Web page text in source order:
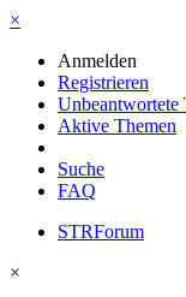
×
Anmelden
Registrieren
Unbeantwortete
Aktive Themen
Suche
FAQ
STRForum
×